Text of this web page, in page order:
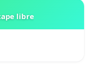
libre